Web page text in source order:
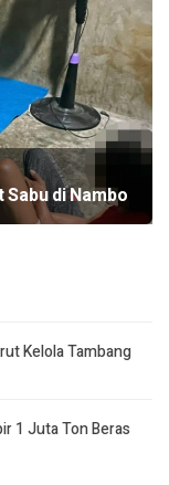
di Nambo
Kelola Tambang
1 Juta Ton Beras